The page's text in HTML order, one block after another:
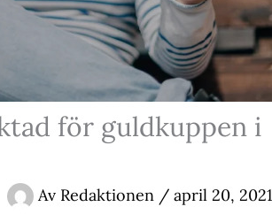
för guldkuppen i
Av Redaktionen / april 20, 2021